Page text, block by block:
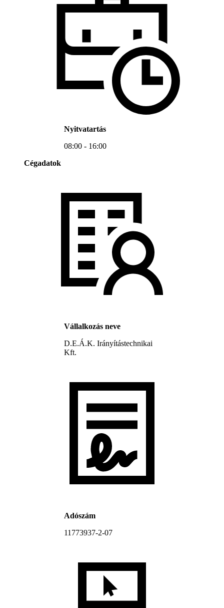
Nyitvatartás
08:00 - 16:00
Cégadatok
Vállalkozás neve
D.E.Á.K. Irányítástechnikai
Kft.
Adószám
11773937-2-07